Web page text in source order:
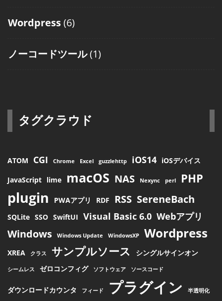
Wordpress(6)
ノーコードツール(1)
タグクラウド
ATOM CGI Chrome Excel guzzlehttp iOS14 iOSデバイス
JavaScript lime macOS NAS Nexync perl PHP
plugin PWAアプリ RDF RSS SereneBach
SQLite SSO SwiftUI Visual Basic 6.0 Webアプリ
Windows Windows Update WindowsXP Wordpress
XREA クラス サンプルソース シングルサインオン
シームレス ゼロコンフィグ ソフトウェア ソースコード
ダウンロードカウンタ フィード プラグイン 半透明化